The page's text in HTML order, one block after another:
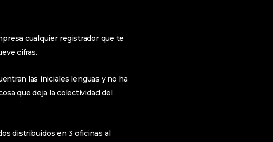
cualquier registrador que te
cifras.
las iniciales lenguas y no ha
que deja la colectividad del
distribuidos en 3 oficinas al